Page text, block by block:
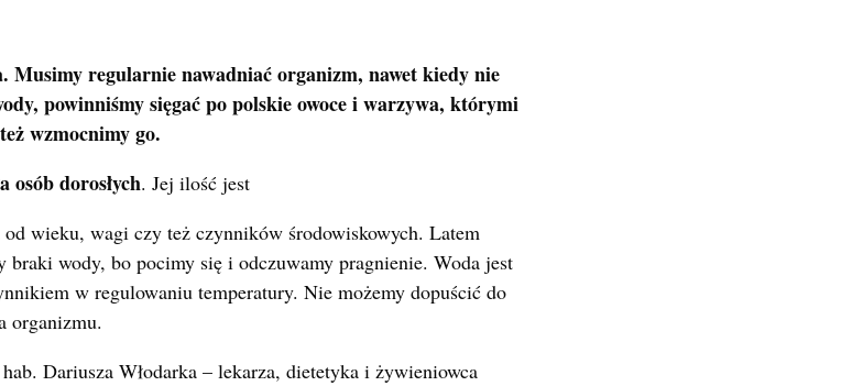
Musimy regularnie nawadniać organizm, nawet kiedy nie
powinniśmy sięgać po polskie owoce i warzywa, którymi
wzmocnimy go.
osób dorosłych. Jej ilość jest
od wieku, wagi czy też czynników środowiskowych. Latem
braki wody, bo pocimy się i odczuwamy pragnienie. Woda jest
w regulowaniu temperatury. Nie możemy dopuścić do
organizmu.
Dariusza Włodarka – lekarza, dietetyka i żywieniowca